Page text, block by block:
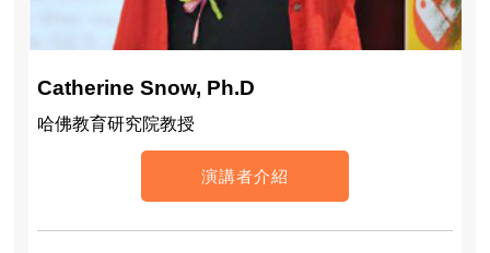
Catherine Snow, Ph.D
哈佛教育研究院教授
演講者介紹